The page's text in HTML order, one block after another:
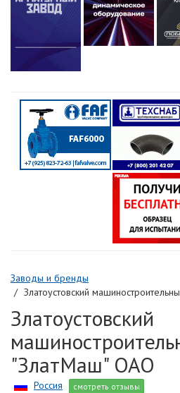
Заводы и бренды
Златоустовский
Златоустовский
"ЗлатМаш" ОАО
Россия смотреть отзывы